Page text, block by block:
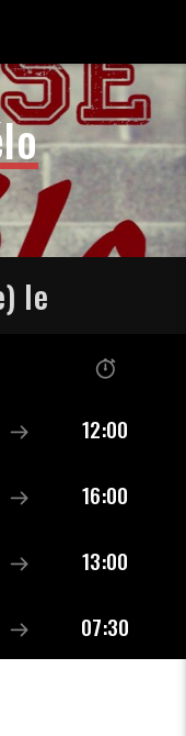
le
12:00
16:00
13:00
07:30